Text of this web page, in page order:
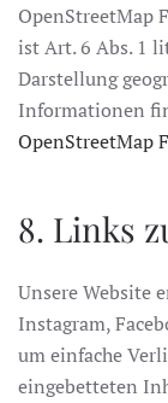
OpenStreetMap
ist Art. 6 Abs. 1
Darstellung
Informationen
OpenStreetMap
8. Links
Unsere Website
Instagram,
um einfache
eingebetteten